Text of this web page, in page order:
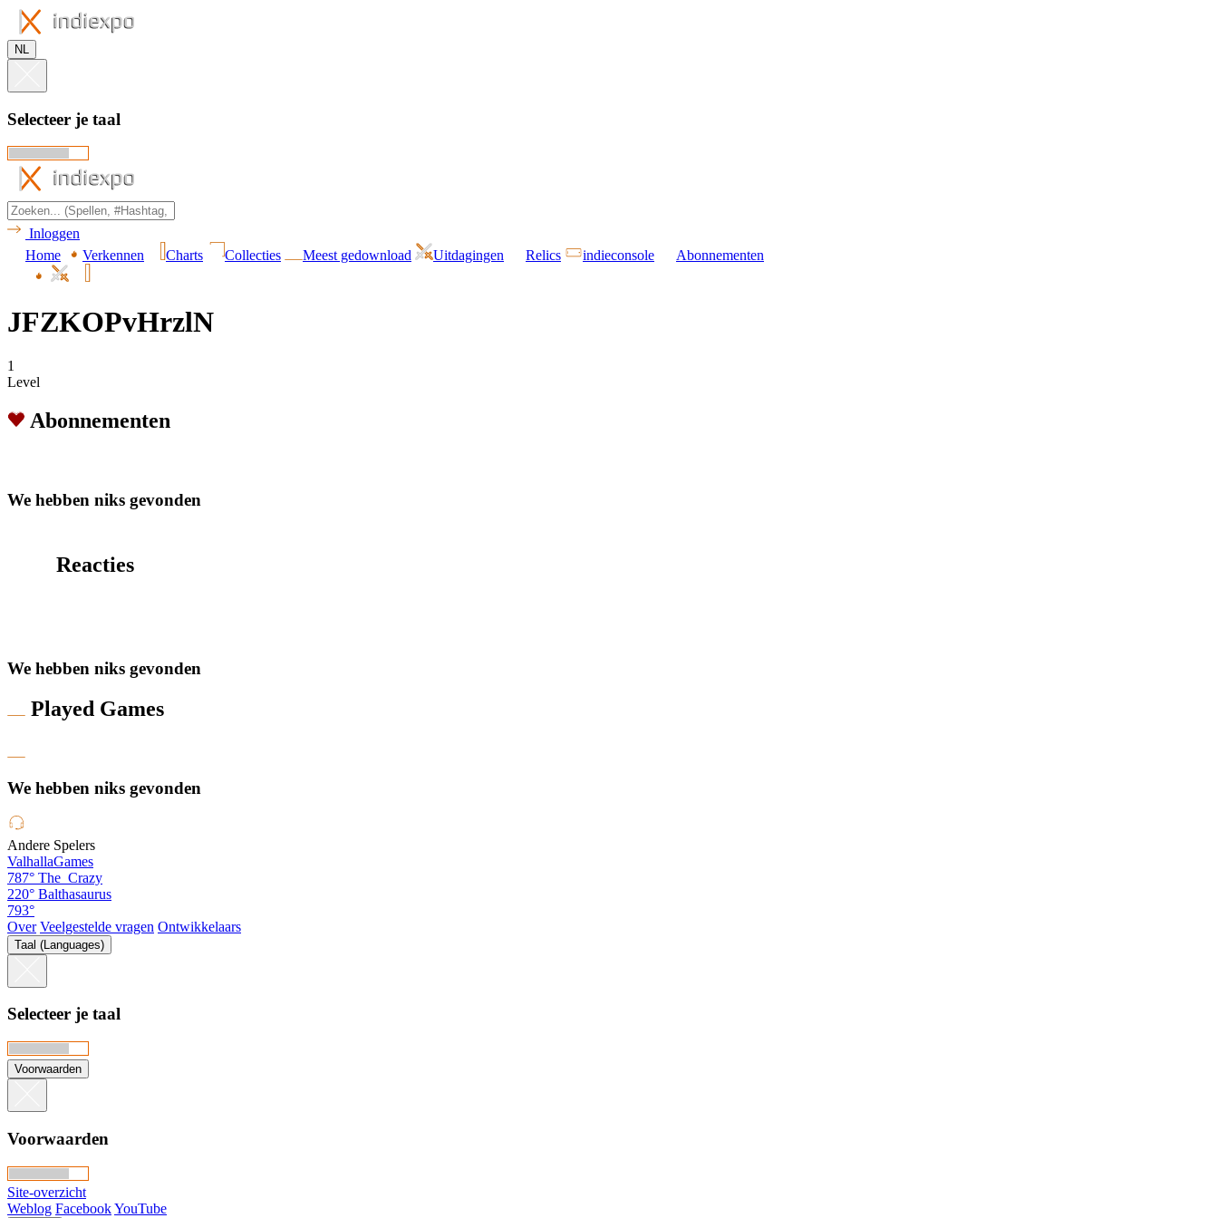
NL
Selecteer je taal
Inloggen
Home
Verkennen Charts Collecties Meest gedownload Uitdagingen Relics indieconsole Abonnementen
JFZKOPvHrzlN
1
Level
Abonnementen
We hebben niks gevonden
Reacties
We hebben niks gevonden
Played Games
We hebben niks gevonden
Andere Spelers
ValhallaGames
787° The_Crazy
220° Balthasaurus
793°
Over Veelgestelde vragen Ontwikkelaars
Taal (Languages)
Selecteer je taal
Voorwaarden
Voorwaarden
Site-overzicht
Weblog FacebookYouTube